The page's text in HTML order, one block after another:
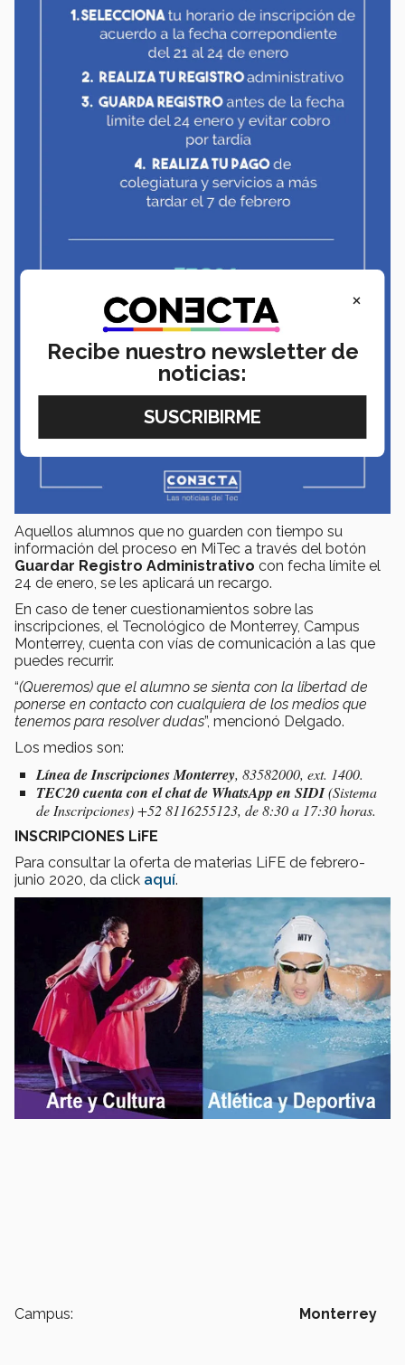
Aquellos alumnos que no guarden con tiempo su
información del proceso en MiTec a través del botón
Guardar Registro Administrativo con fecha límite el
24 de enero, se les aplicará un recargo.
En caso de tener cuestionamientos sobre las
inscripciones, el Tecnológico de Monterrey, Campus
Monterrey, cuenta con vías de comunicación a las que
puedes recurrir.
“(Queremos) que el alumno se sienta con la libertad de
ponerse en contacto con cualquiera de los medios que
tenemos para resolver dudas”, mencionó Delgado.
Los medios son:
Línea de Inscripciones Monterrey, 83582000, ext. 1400.
TEC20 cuenta con el chat de WhatsApp en SIDI(Sistema
de Inscripciones) +52 8116255123, de 8:30 a 17:30 horas.
INSCRIPCIONES LiFE
Para consultar la oferta de materias LiFE de febrero-
junio 2020, da click aquí.
Campus: Monterrey
×
Recibe nuestro newsletter de
noticias: